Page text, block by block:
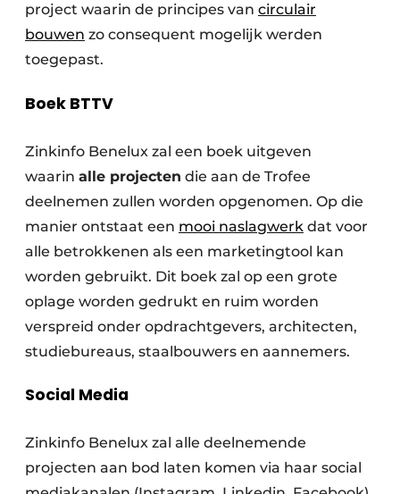
project waarin de principes van circulair
bouwen zo consequent mogelijk werden
toegepast.
Boek BTTV
Zinkinfo Benelux zal een boek uitgeven
waarin alle projecten die aan de Trofee
deelnemen zullen worden opgenomen. Op die
manier ontstaat een mooi naslagwerk dat voor
alle betrokkenen als een marketingtool kan
worden gebruikt. Dit boek zal op een grote
oplage worden gedrukt en ruim worden
verspreid onder opdrachtgevers, architecten,
studiebureaus, staalbouwers en aannemers.
Social Media
Zinkinfo Benelux zal alle deelnemende
projecten aan bod laten komen via haar social